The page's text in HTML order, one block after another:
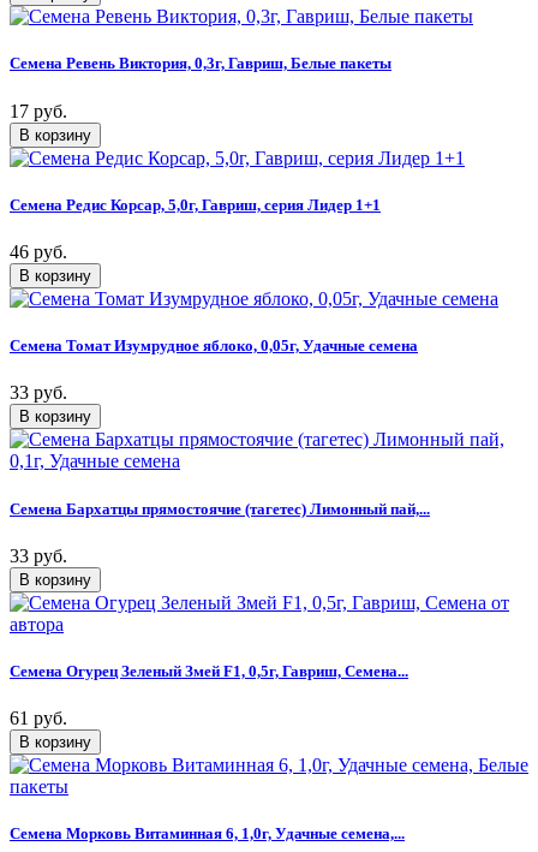
Семена Ревень Виктория, 0,3г, Гавриш, Белые пакеты
17 руб.
Семена Редис Корсар, 5,0г, Гавриш, серия Лидер 1+1
46 руб.
Семена Томат Изумрудное яблоко, 0,05г, Удачные семена
33 руб.
Семена Бархатцы прямостоячие (тагетес) Лимонный пай,...
33 руб.
Семена Огурец Зеленый Змей F1, 0,5г, Гавриш, Семена...
61 руб.
Семена Морковь Витаминная 6, 1,0г, Удачные семена,...